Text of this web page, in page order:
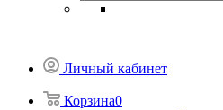
Личный кабинет
Корзина0